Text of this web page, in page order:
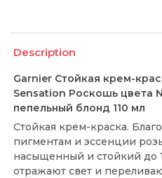
Description
Garnier Стойкая крем-
Sensation Роскошь цвета
пепельный блонд 110 мл
Стойкая крем-краска.
пигментам и эссенции
насыщенный и стойкий до
отражают свет и